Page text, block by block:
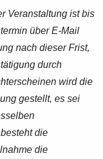
Veranstaltung ist bis
über E-Mail
nach dieser Frist,
durch
wird die
gestellt, es sei
die
die